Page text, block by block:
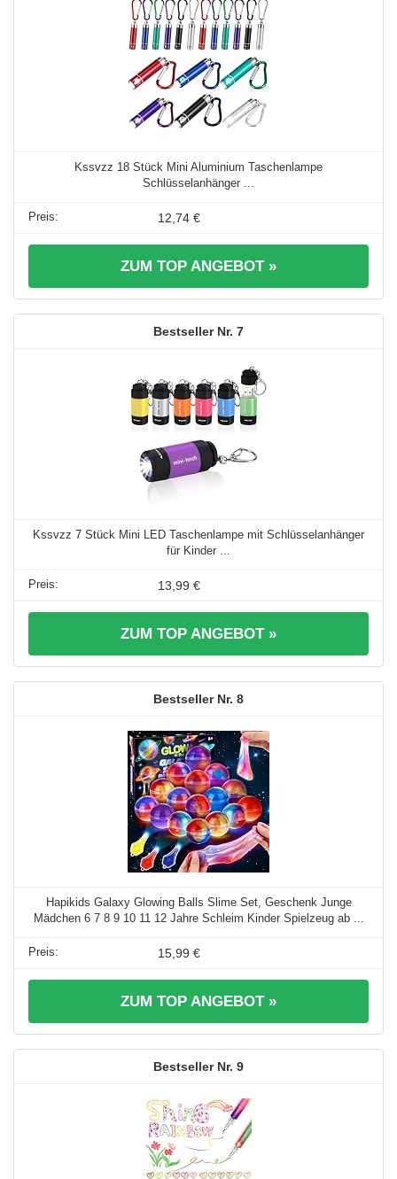
Kssvzz 18 Stück Mini Aluminium Taschenlampe
Schlüsselanhänger ...
12,74 €
ZUM TOP ANGEBOT »
7
Kssvzz 7 Stück Mini LED Taschenlampe mit Schlüsselanhänger
für Kinder ...
13,99 €
ZUM TOP ANGEBOT »
8
Hapikids Galaxy Glowing Balls Slime Set, Geschenk Junge
Mädchen 6 7 8 9 10 11 12 Jahre Schleim Kinder Spielzeug ab ...
15,99 €
ZUM TOP ANGEBOT »
9